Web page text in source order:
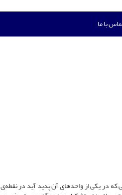
با ما
در یکی از واحدهای آن پدید آید در نقطه‌ی